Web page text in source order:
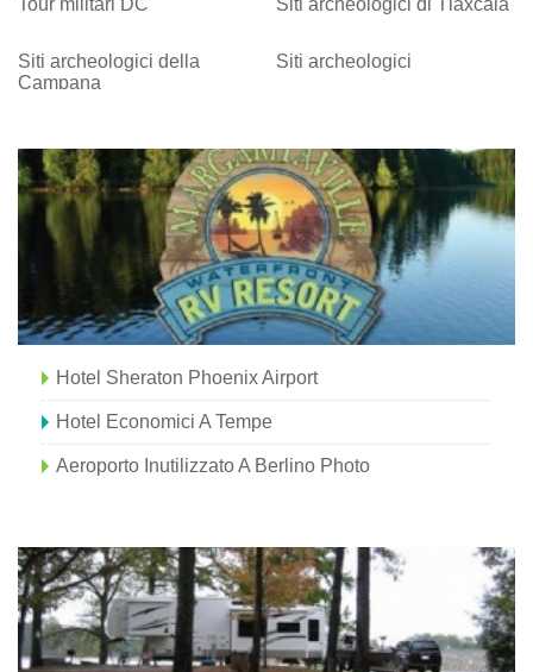
Tour militari DC
Siti archeologici di Tlaxcalà
Siti archeologici della
Campana
Siti archeologici
Hotel Sheraton Phoenix Airport
Hotel Economici A Tempe
Aeroporto Inutilizzato A Berlino Photo